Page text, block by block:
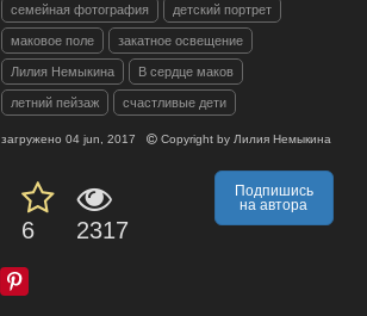
семейная фотография детский портрет
маковое поле закатное освещение
Лилия Немыкина В сердце маков
летний пейзаж счастливые дети
загружено 04 jun, 2017 Copyright by Лилия Немыкина
6 2317
Подпишись
на автора